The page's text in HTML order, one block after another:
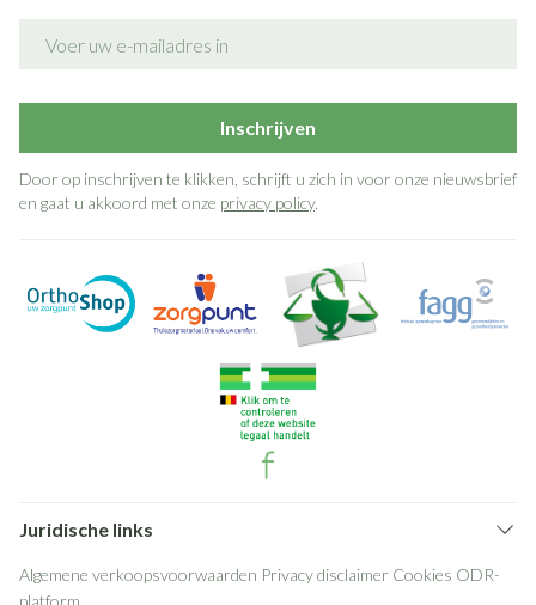
Inschrijven
Door op inschrijven te klikken, schrijft u zich in voor onze nieuwsbrief
en gaat u akkoord met onze privacy policy.
Juridische links
Algemene verkoopsvoorwaarden Privacy disclaimer Cookies ODR-
platform